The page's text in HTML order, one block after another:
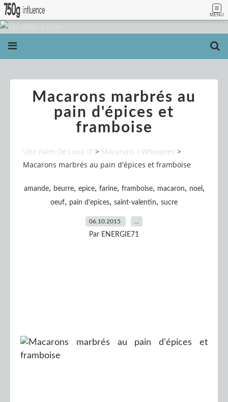
MENU
Macarons marbrés au
pain d'épices et
framboise
Une Faim De Loup !!! > Macarons / Whoopies >
Macarons marbrés au pain d'épices et framboise
amande, beurre, epice, farine, framboise, macaron, noel,
oeuf, pain d'epices, saint-valentin, sucre
06.10.2015
Par ENERGIE71